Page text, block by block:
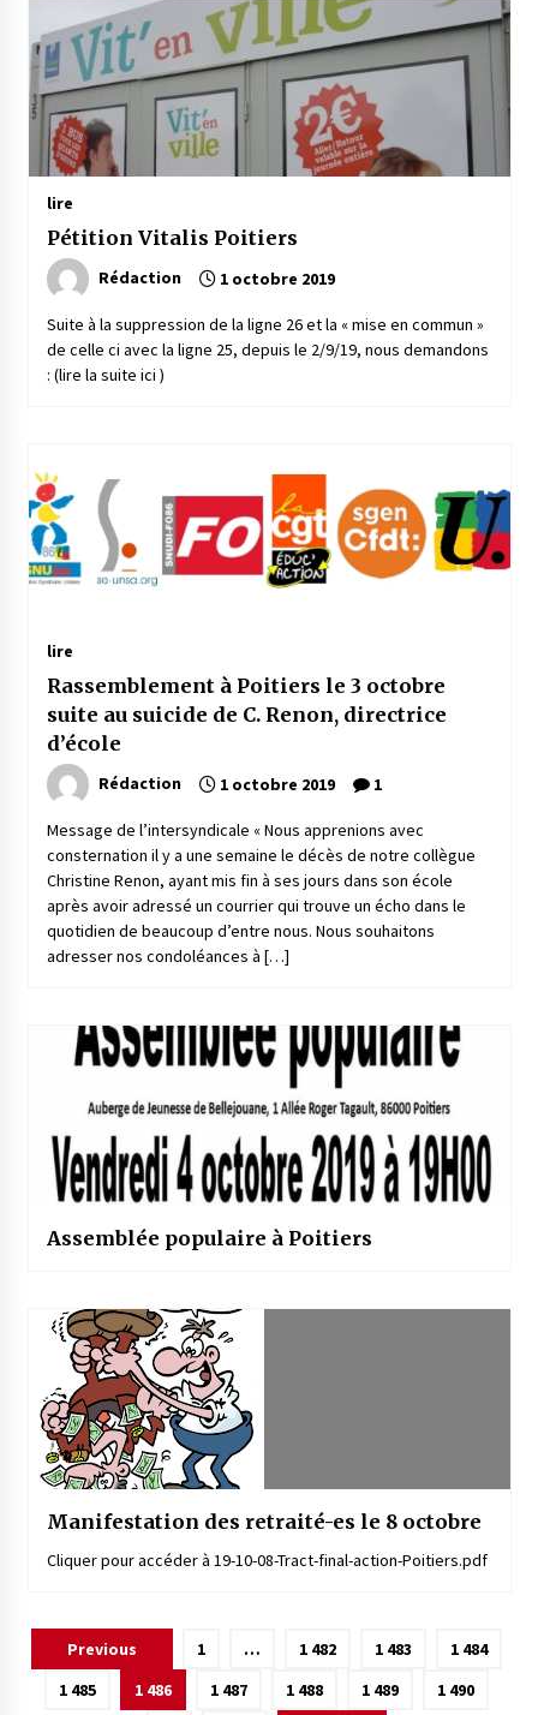
lire
Pétition Vitalis Poitiers
Rédaction 1 octobre 2019
Suite à la suppression de la ligne 26 et la « mise en commun »
de celle ci avec la ligne 25, depuis le 2/9/19, nous demandons
: (lire la suite ici )
lire
Rassemblement à Poitiers le 3 octobre
suite au suicide de C. Renon, directrice
d’école
Rédaction 1 octobre 2019 1
Message de l’intersyndicale « Nous apprenions avec
consternation il y a une semaine le décès de notre collègue
Christine Renon, ayant mis fin à ses jours dans son école
après avoir adressé un courrier qui trouve un écho dans le
quotidien de beaucoup d’entre nous. Nous souhaitons
adresser nos condoléances à […]
Assemblée populaire à Poitiers
Manifestation des retraité-es le 8 octobre
Cliquer pour accéder à 19-10-08-Tract-final-action-Poitiers.pdf
Pagination
des
Previous 1 … 1 482 1 483
1 484
1 485
1 486 1 487 1 488 1 489 1 490